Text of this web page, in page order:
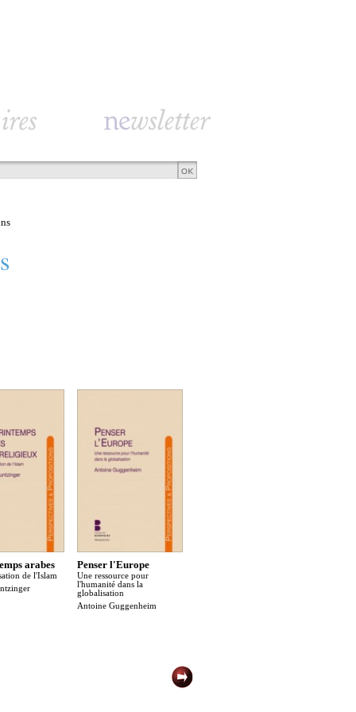
arabes
de l'Islam
Penser l'Europe
Une ressource pour
l'humanité dans la
globalisation
Antoine Guggenheim